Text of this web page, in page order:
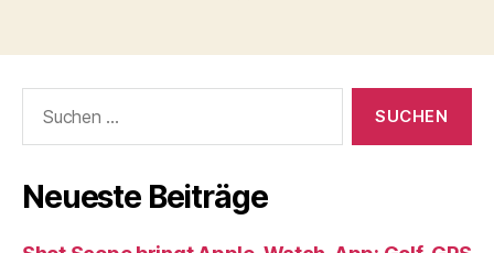
nach:
Neueste Beiträge